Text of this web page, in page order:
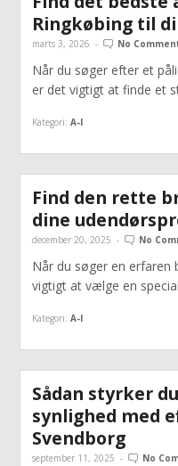
Ringkøbing til
marts 3, 2026 - No
Når du søger efter et
er det vigtigt at finde et
Kategori: A-I
Find den rette
dine
december 20, 2025 - No
Når du søger en erfaren
vigtigt at vælge en
Kategori: A-I
Sådan styrker
synlighed med
Svendborg
september 11, 2025 - No